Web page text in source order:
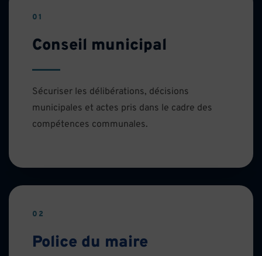
01
Conseil municipal
Sécuriser les délibérations, décisions
municipales et actes pris dans le cadre des
compétences communales.
02
Police du maire